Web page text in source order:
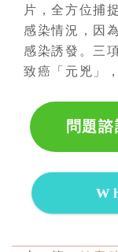
片，全方位捕
感染情況，因
感染誘發。三
致癌「元兇」
問題諮